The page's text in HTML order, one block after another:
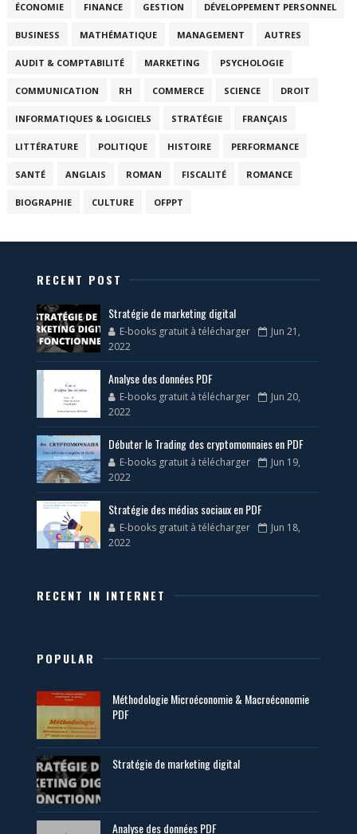
ÉCONOMIE FINANCE GESTION DÉVELOPPEMENT PERSONNEL
BUSINESS MATHÉMATIQUE MANAGEMENT AUTRES
AUDIT & COMPTABILITÉ MARKETING PSYCHOLOGIE
COMMUNICATION RH COMMERCE SCIENCE DROIT
INFORMATIQUES & LOGICIELS STRATÉGIE FRANÇAIS
LITTÉRATURE POLITIQUE HISTOIRE PERFORMANCE
SANTÉ ANGLAIS ROMAN FISCALITÉ ROMANCE
BIOGRAPHIE CULTURE OFPPT
RECENT POST
Stratégie de marketing digital
E-books gratuit à télécharger
Jun 21,
2022
Analyse des données PDF
E-books gratuit à télécharger
Jun 20,
2022
Débuter le Trading des cryptomonnaies en PDF
E-books gratuit à télécharger
Jun 19,
2022
Stratégie des médias sociaux en PDF
E-books gratuit à télécharger
Jun 18,
2022
RECENT IN INTERNET
POPULAR
Méthodologie Microéconomie & Macroéconomie
PDF
Stratégie de marketing digital
Analyse des données PDF